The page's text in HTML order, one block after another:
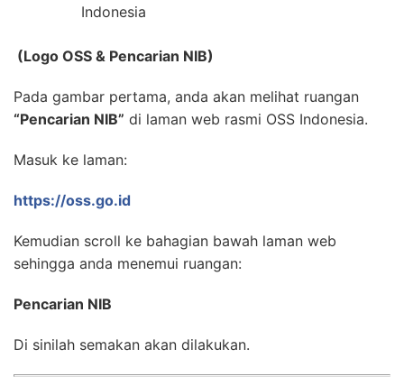
Indonesia
(Logo OSS & Pencarian NIB)
Pada gambar pertama, anda akan melihat ruangan
“Pencarian NIB” di laman web rasmi OSS Indonesia.
Masuk ke laman:
https://oss.go.id
Kemudian scroll ke bahagian bawah laman web
sehingga anda menemui ruangan:
Pencarian NIB
Di sinilah semakan akan dilakukan.